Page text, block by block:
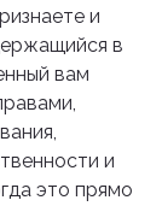
и
в
вам
и
это прямо